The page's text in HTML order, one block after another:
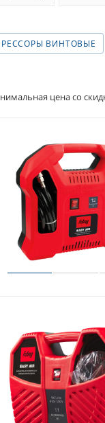
ВИНТОВЫЕ
цена со